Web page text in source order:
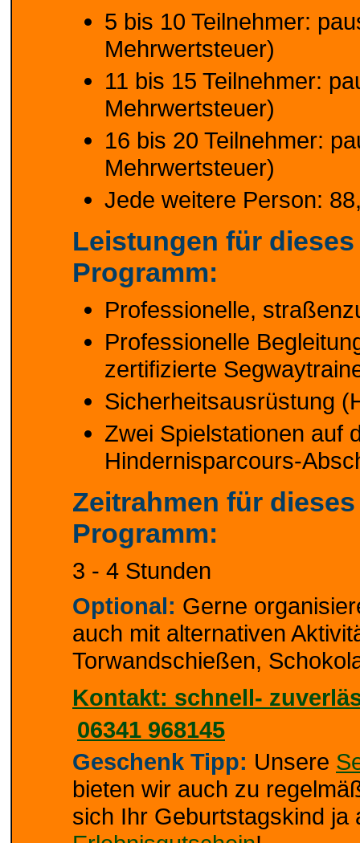
5 bis 10 Teilnehmer:
Mehrwertsteuer)
11 bis 15 Teilnehmer:
Mehrwertsteuer)
16 bis 20 Teilnehmer:
Mehrwertsteuer)
Jede weitere Person:
Leistungen für
Programm:
Professionelle,
Professionelle
zertifizierte
Sicherheitsausrüstung
Zwei Spielstationen auf
Hindernisparcours-
Zeitrahmen für
Programm:
3 - 4 Stunden
Optional: Gerne
auch mit alternativen
Torwandschießen,
Kontakt: schnell-
06341 968145
Geschenk Tipp: Unsere
bieten wir auch zu
sich Ihr Geburtstagskind ja